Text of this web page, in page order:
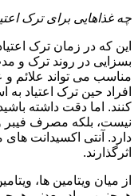
چه غذاهایی برای ترک
این که در زمان ترک
بسزایی در روند ترک و
مناسب می تواند علائم و
افراد حین ترک اعتیاد
کنند. اما دقت داشته
نیست، بلکه مصرف فیبر
دارد. آنتی اکسیدانت
اثرگذارند.